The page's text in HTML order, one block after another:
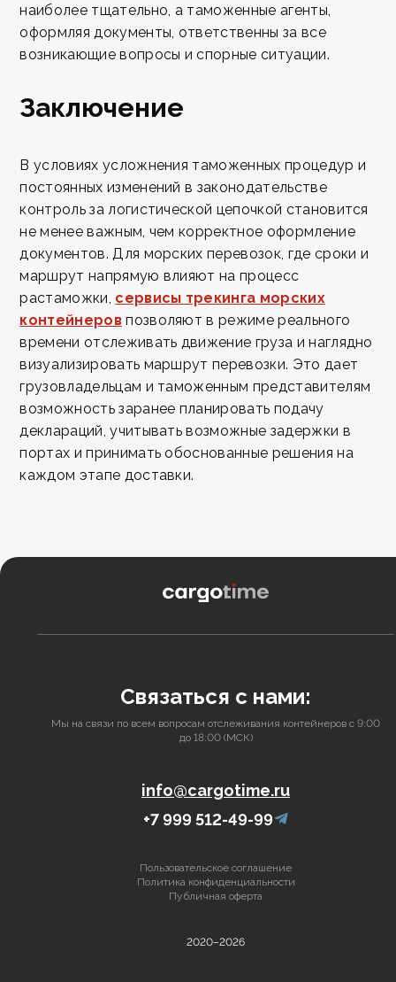
наиболее тщательно, а таможенные агенты,
оформляя документы, ответственны за все
возникающие вопросы и спорные ситуации.
Заключение
В условиях усложнения таможенных процедур и
постоянных изменений в законодательстве
контроль за логистической цепочкой становится
не менее важным, чем корректное оформление
документов. Для морских перевозок, где сроки и
маршрут напрямую влияют на процесс
растаможки, сервисы трекинга морских
контейнеровпозволяют в режиме реального
времени отслеживать движение груза и наглядно
визуализировать маршрут перевозки. Это дает
грузовладельцам и таможенным представителям
возможность заранее планировать подачу
деклараций, учитывать возможные задержки в
портах и принимать обоснованные решения на
каждом этапе доставки.
Связаться с нами:
Мы на связи по всем вопросам отслеживания контейнеров с 9:00
до 18:00 (МСК)
info@cargotime.ru
+7 999 512-49-99
2020–2026
Пользовательское соглашение
Политика конфиденциальности
Публичная оферта